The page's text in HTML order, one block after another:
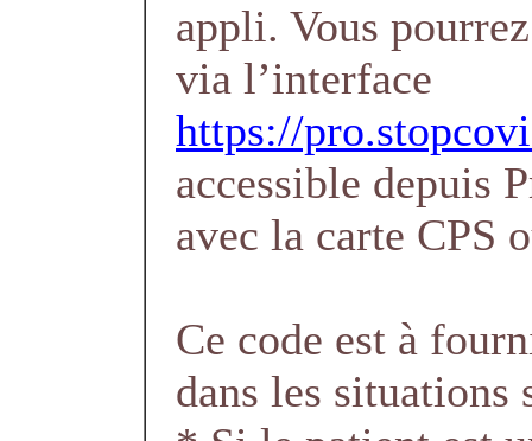
appli. Vous
via l’interface
https://
accessible depuis
avec la carte CPS
Ce code est à
dans les situations